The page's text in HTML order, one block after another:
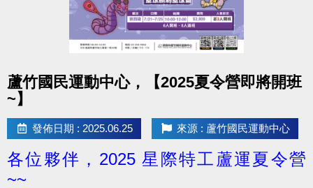
蘆竹國民運動中心，【2025夏令營即將開班
~】
發佈日期 : 2025.06.25 來源 : 蘆竹國民運動中心
各位夥伴，2025 星際特工蘆運夏令營
~~